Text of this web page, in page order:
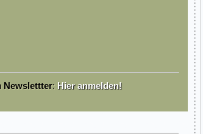
Newslettter: Hier anmelden!